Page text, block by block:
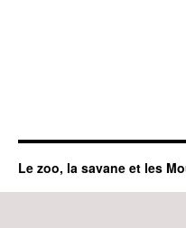
Le zoo, la savane et les